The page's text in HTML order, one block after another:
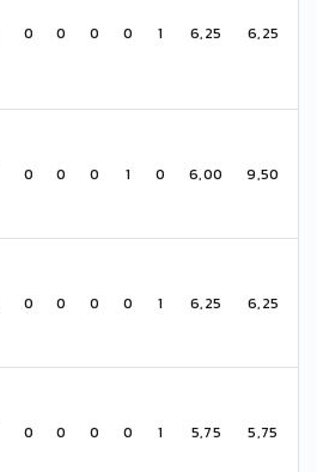
0 0 0 0 1 6,25 6,25
0 0 0 1 0 6,00 9,50
0 0 0 0 1 6,25 6,25
0 0 0 0 1 5,75 5,75